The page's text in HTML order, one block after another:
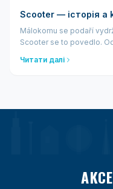
Scooter — історія a
Málokomu se podaří
Scooter se to povedlo.
charismatického H.P.
Читати далі
AKCE